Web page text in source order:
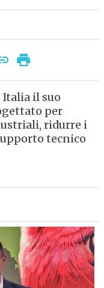
Italia il suo
per
ridurre i
tecnico